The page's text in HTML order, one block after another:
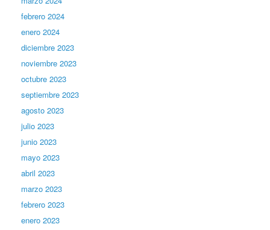
febrero 2024
enero 2024
diciembre 2023
noviembre 2023
octubre 2023
septiembre 2023
agosto 2023
julio 2023
junio 2023
mayo 2023
abril 2023
marzo 2023
febrero 2023
enero 2023